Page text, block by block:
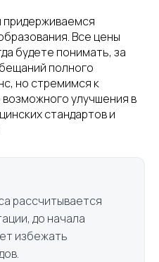
придерживаемся
Все цены
будете понимать, за
полного
но стремимся к
улучшения в
стандартов и
рассчитывается
до начала
избежать